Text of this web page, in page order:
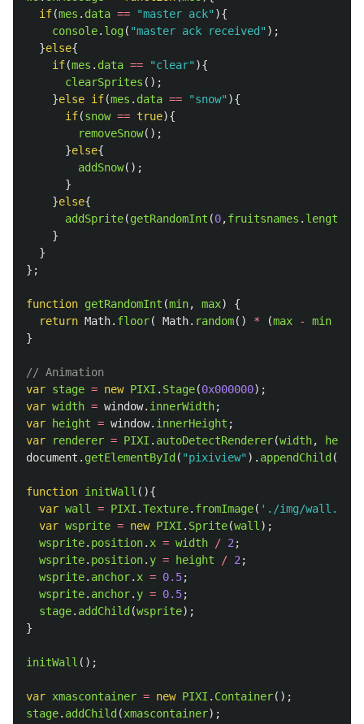
if(mes . data == "master ack" ){
console. log( "master ack received " );
}else{
if(mes . data == "clear" ){
clearSprites ();
}else if(mes . data == "snow" ){
if(snow == true){
removeSnow();
}else{
addSnow();
}
}else{
addSprite(getRandomInt (0,fruitsnames . length
}
}
};
function getRandomInt (min, max)
{
return Math. floor( Math. random() * (max - min
}
// Animation
var stage = new PIXI . Stage(0x000000);
var width = window. innerWidth;
var
height = window. innerHeight ;
var
renderer = PIXI . autoDetectRenderer(width,
height
document . getElementById ( "pixiview" ). appendChild (
function initWall (){
var wall = PIXI .Texture. fromImage( ' ./img/wall.jpg
var wsprite = new PIXI . Sprite(wall );
wsprite. position. x = width / 2 ;
wsprite. position. y = height / 2 ;
wsprite. anchor. x = 0.5;
wsprite. anchor. y = 0.5;
stage. addChild (wsprite);
}
initWall ();
var xmascontainer = new PIXI . Container();
stage. addChild (xmascontainer);